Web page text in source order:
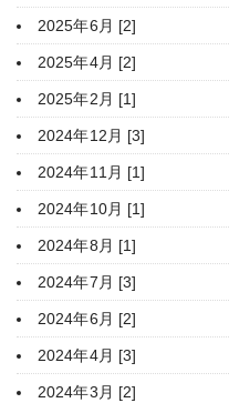
2025年6月 [2]
2025年4月 [2]
2025年2月 [1]
2024年12月 [3]
2024年11月 [1]
2024年10月 [1]
2024年8月 [1]
2024年7月 [3]
2024年6月 [2]
2024年4月 [3]
2024年3月 [2]